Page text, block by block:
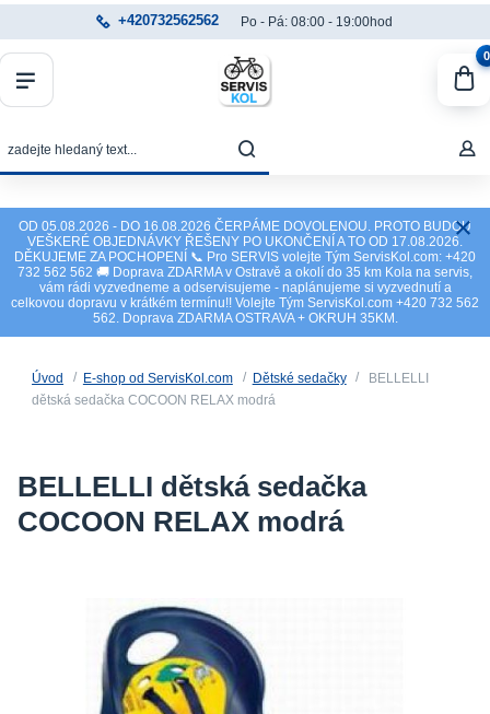
OD 05.08.2026 - DO 16.08.2026 ČERPÁME DOVOLENOU. PROTO BUDOU
VEŠKERÉ OBJEDNÁVKY ŘEŠENY PO UKONČENÍ A TO OD 17.08.2026.
DĚKUJEME ZA POCHOPENÍ 📞 Pro SERVIS volejte Tým ServisKol.com: +420
732 562 562 🚚 Doprava ZDARMA v Ostravě a okolí do 35 km Kola na servis,
vám rádi vyzvedneme a odservisujeme - naplánujeme si vyzvednutí a
celkovou dopravu v krátkém termínu!! Volejte Tým ServisKol.com +420 732 562
562. Doprava ZDARMA OSTRAVA + OKRUH 35KM.
+420732562562 Po - Pá: 08:00 - 19:00hod
0
Úvod E-shop od ServisKol.com Dětské sedačky
BELLELLI
dětská sedačka COCOON RELAX modrá
BELLELLI dětská sedačka
COCOON RELAX modrá